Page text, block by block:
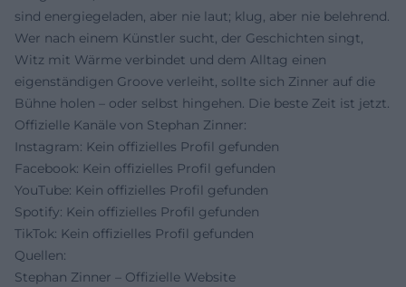
sind energiegeladen, aber nie laut; klug, aber nie belehrend.
Wer nach einem Künstler sucht, der Geschichten singt,
Witz mit Wärme verbindet und dem Alltag einen
eigenständigen Groove verleiht, sollte sich Zinner auf die
Bühne holen – oder selbst hingehen. Die beste Zeit ist jetzt.
Offizielle Kanäle von Stephan Zinner:
Instagram: Kein offizielles Profil gefunden
Facebook: Kein offizielles Profil gefunden
YouTube: Kein offizielles Profil gefunden
Spotify: Kein offizielles Profil gefunden
TikTok: Kein offizielles Profil gefunden
Quellen:
Stephan Zinner – Offizielle Website